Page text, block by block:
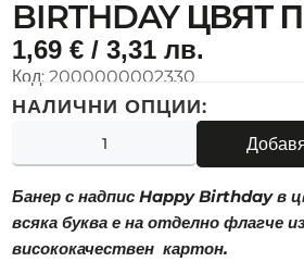
BIRTHDAY ЦВЯТ
1,69€ / 3,31 лв.
Код: 2000000002330
НАЛИЧНИ ОПЦИИ:
Банер с надпис Happy Birthday в
всяка буква е на отделно флагче
висококачествен картон.